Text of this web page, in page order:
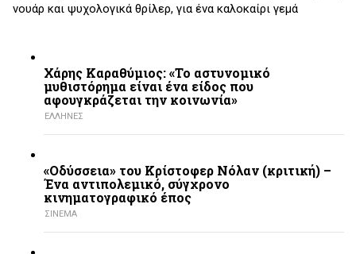
νουάρ και ψυχολογικά θρίλερ, για ένα καλοκαίρι γεμά
Χάρης Καραθύμιος: «Το αστυνομικό
μυθιστόρημα είναι ένα είδος που
αφουγκράζεται την κοινωνία»
ΕΛΛΗΝΕΣ
«Οδύσσεια» του Κρίστοφερ Νόλαν (κριτική) –
Ένα αντιπολεμικό, σύγχρονο
κινηματογραφικό έπος
ΣΙΝΕΜΑ